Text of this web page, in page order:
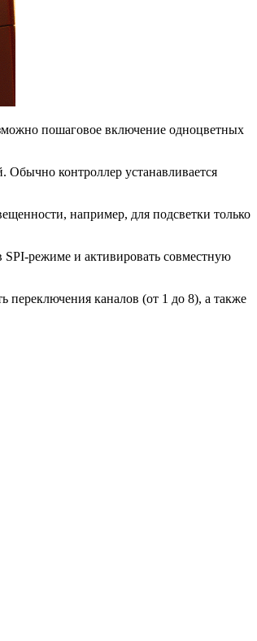
пошаговое включение одноцветных
Обычно контроллер устанавливается
например, для подсветки только
режиме и активировать совместную
переключения каналов (от 1 до 8), а также